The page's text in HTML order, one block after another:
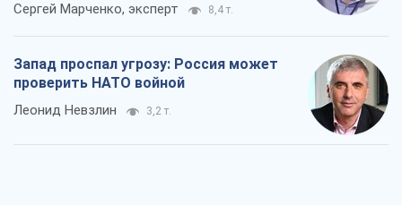
Сергей Марченко, эксперт 8,4 т.
Запад проспал угрозу: Россия может
проверить НАТО войной
Леонид Невзлин 3,2 т.